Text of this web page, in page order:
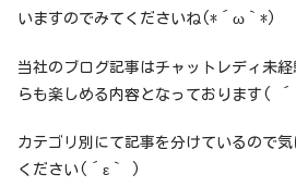
いますのでみてくださいね(*´ω｀*)
当社のブログ記事はチャットレディ未
らも楽しめる内容となっております
カテゴリ別にて記事を分けているので
ください(´ε｀ )